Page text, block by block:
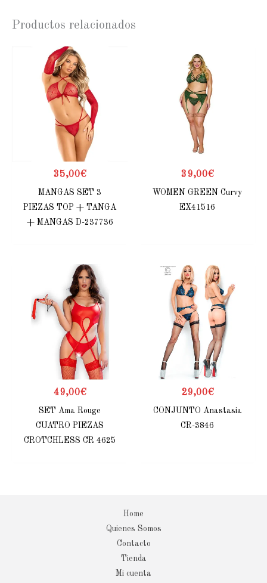
Productos relacionados
35,00€
MANGAS SET 3
PIEZAS TOP + TANGA
+ MANGAS D-237736
39,00€
WOMEN GREEN Curvy
EX41516
49,00€
SET Ama Rouge
CUATRO PIEZAS
CROTCHLESS CR 4625
29,00€
CONJUNTO Anastasia
CR-3846
Home
Quienes Somos
Contacto
Tienda
Mi cuenta